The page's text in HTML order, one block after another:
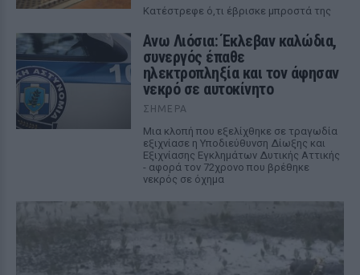
Κατέστρεφε ό,τι έβρισκε μπροστά της
Ανω Λιόσια: Έκλεβαν καλώδια,
συνεργός έπαθε
ηλεκτροπληξία και τον άφησαν
νεκρό σε αυτοκίνητο
ΣΉΜΕΡΑ
Μια κλοπή που εξελίχθηκε σε τραγωδία
εξιχνίασε η Υποδιεύθυνση Δίωξης και
Εξιχνίασης Εγκλημάτων Δυτικής Αττικής
- αφορά τον 72χρονο που βρέθηκε
νεκρός σε όχημα